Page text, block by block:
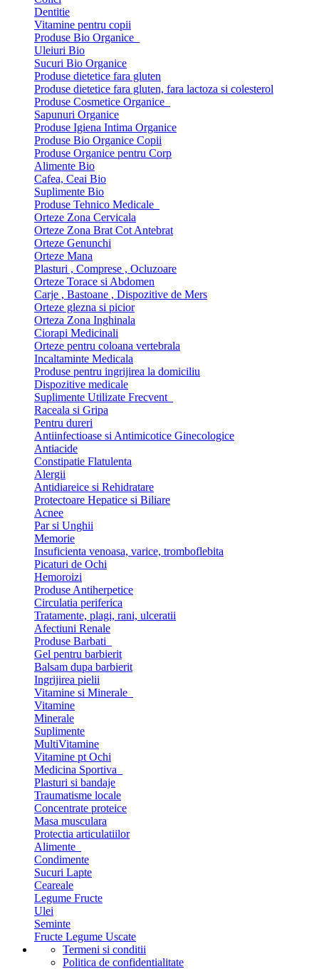
Dentitie
Vitamine pentru copii
Produse Bio Organice
Uleiuri Bio
Sucuri Bio Organice
Produse dietetice fara gluten
Produse dietetice fara gluten, fara lactoza si colesterol
Produse Cosmetice Organice
Sapunuri Organice
Produse Igiena Intima Organice
Produse Bio Organice Copii
Produse Organice pentru Corp
Alimente Bio
Cafea, Ceai Bio
Suplimente Bio
Produse Tehnico Medicale
Orteze Zona Cervicala
Orteze Zona Brat Cot Antebrat
Orteze Genunchi
Orteze Mana
Plasturi , Comprese , Ocluzoare
Orteze Torace si Abdomen
Carje , Bastoane , Dispozitive de Mers
Orteze glezna si picior
Orteza Zona Inghinala
Ciorapi Medicinali
Orteze pentru coloana vertebrala
Incaltaminte Medicala
Produse pentru ingrijirea la domiciliu
Dispozitive medicale
Suplimente Utilizate Frecvent
Raceala si Gripa
Pentru dureri
Antiinfectioase si Antimicotice Ginecologice
Antiacide
Constipatie Flatulenta
Alergii
Antidiareice si Rehidratare
Protectoare Hepatice si Biliare
Acnee
Par si Unghii
Memorie
Insuficienta venoasa, varice, tromboflebita
Picaturi de Ochi
Hemoroizi
Produse Antiherpetice
Circulatia periferica
Tratamente, plagi, rani, ulceratii
Afectiuni Renale
Produse Barbati
Gel pentru barbierit
Balsam dupa barbierit
Ingrijirea pielii
Vitamine si Minerale
Vitamine
Minerale
Suplimente
MultiVitamine
Vitamine pt Ochi
Medicina Sportiva
Plasturi si bandaje
Traumatisme locale
Concentrate proteice
Masa musculara
Protectia articulatiilor
Alimente
Condimente
Sucuri Lapte
Ceareale
Legume Fructe
Ulei
Seminte
Fructe Legume Uscate
Termeni si conditii
Politica de confidentialitate